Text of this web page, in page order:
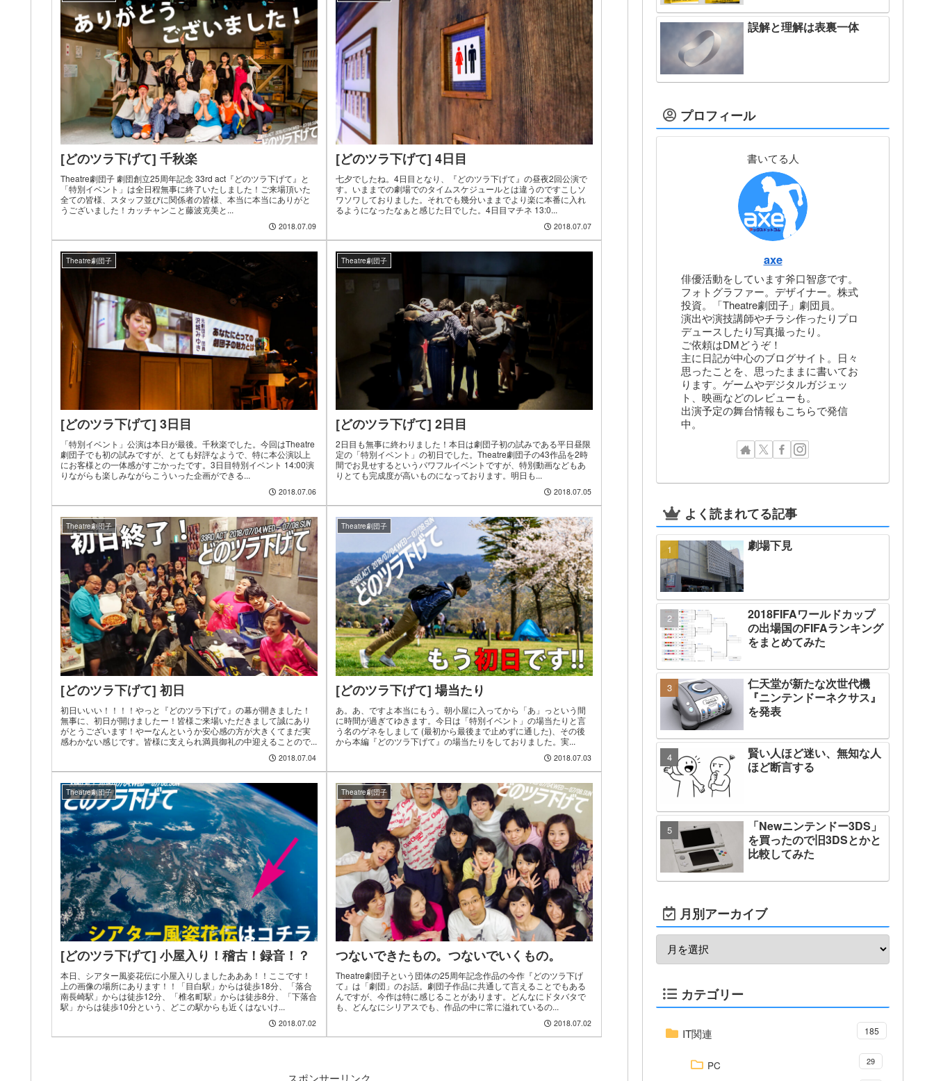
[どのツラ下げて] 千秋楽
Theatre劇団子 劇団創立25周年記念 33rd act『どのツラ下げて』と
「特別イベント」は全日程無事に終了いたしました！ご来場頂いた
全ての皆様、スタッフ並びに関係者の皆様、本当に本当にありがと
うございました！カッチャンこと藤波克美と...
2018.07.09
[どのツラ下げて] 4日目
七夕でしたね。4日目となり、『どのツラ下げて』の昼夜2回公演で
す。いままでの劇場でのタイムスケジュールとは違うのですこしソ
ワソワしておりました。それでも幾分いままでより楽に本番に入れ
るようになったなぁと感じた日でした。4日目マチネ 13:0...
2018.07.07
Theatre劇団子
[どのツラ下げて] 3日目
「特別イベント」公演は本日が最後。千秋楽でした。今回はTheatre
劇団子でも初の試みですが、とても好評なようで、特に本公演以上
にお客様との一体感がすごかったです。3日目特別イベント 14:00演
りながらも楽しみながらこういった企画ができる...
2018.07.06
Theatre劇団子
[どのツラ下げて] 2日目
2日目も無事に終わりました！本日は劇団子初の試みである平日昼限
定の「特別イベント」の初日でした。Theatre劇団子の43作品を2時
間でお見せするというパワフルイベントですが、特別動画などもあ
りとても完成度が高いものになっております。明日も...
2018.07.05
Theatre劇団子
[どのツラ下げて] 初日
初日いいい！！！！やっと『どのツラ下げて』の幕が開きました！
無事に、初日が開けましたー！皆様ご来場いただきまして誠にあり
がとうございます！やーなんというか安心感の方が大きくてまだ実
感わかない感じです。皆様に支えられ満員御礼の中迎えることので...
2018.07.04
Theatre劇団子
[どのツラ下げて] 場当たり
あ。あ、ですよ本当にもう。朝小屋に入ってから「あ」っという間
に時間が過ぎてゆきます。今日は「特別イベント」の場当たりと言
う名のゲネをしまして (最初から最後まで止めずに通した)、その後
から本編『どのツラ下げて』の場当たりをしておりました。実...
2018.07.03
Theatre劇団子
[どのツラ下げて] 小屋入り！稽古！録音！？
本日、シアター風姿花伝に小屋入りしましたあああ！！ここです！
上の画像の場所にあります！！「目白駅」からは徒歩18分、「落合
南長崎駅」からは徒歩12分、「椎名町駅」からは徒歩8分、「下落合
駅」からは徒歩10分という、どこの駅からも近くはないけ...
2018.07.02
Theatre劇団子
つないできたもの。つないでいくもの。
Theatre劇団子という団体の25周年記念作品の今作『どのツラ下げ
て』は「劇団」のお話。劇団子作品に共通して言えることでもある
んですが、今作は特に感じることがあります。どんなにドタバタで
も、どんなにシリアスでも、作品の中に常に溢れているの...
2018.07.02
スポンサーリンク
誤解と理解は表裏一体
プロフィール
書いてる人
axe
俳優活動をしています斧口智彦です。
フォトグラファー。デザイナー。株式
投資。「Theatre劇団子」劇団員。
演出や演技講師やチラシ作ったりプロ
デュースしたり写真撮ったり。
ご依頼はDMどうぞ！
主に日記が中心のブログサイト。日々
思ったことを、思ったままに書いてお
ります。ゲームやデジタルガジェッ
ト、映画などのレビューも。
出演予定の舞台情報もこちらで発信
中。
よく読まれてる記事
劇場下見
2018FIFAワールドカップ
の出場国のFIFAランキング
をまとめてみた
仁天堂が新たな次世代機
『ニンテンドーネクサス』
を発表
賢い人ほど迷い、無知な人
ほど断言する
「Newニンテンドー3DS」
を買ったので旧3DSとかと
比較してみた
月別アーカイブ
カテゴリー
IT関連 185
PC 29